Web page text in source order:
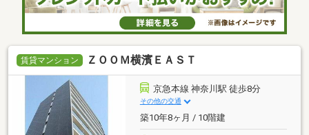
賃貸マンション ＺＯＯＭ横濱ＥＡＳＴ
京急本線 神奈川駅 徒歩8分
その他の交通
築10年8ヶ月 / 10階建